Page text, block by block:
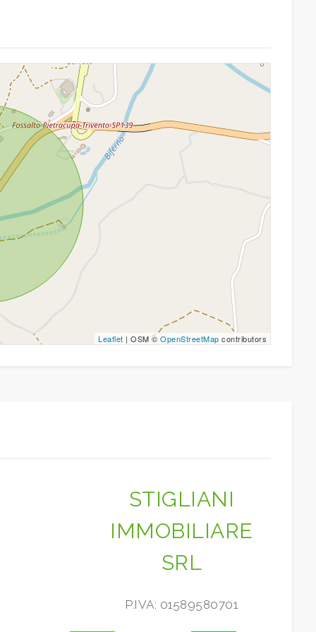
Leaflet | OSM ©OpenStreetMap contributors
STIGLIANI
IMMOBILIARE
SRL
P.IVA: 01589580701